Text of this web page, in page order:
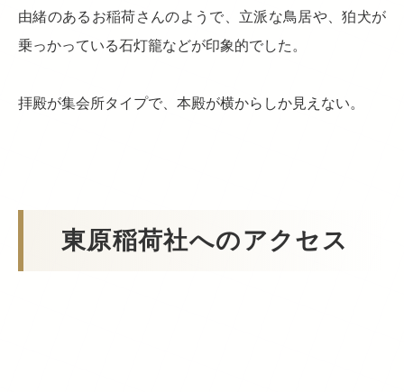
由緒のあるお稲荷さんのようで、立派な鳥居や、狛犬が
乗っかっている石灯籠などが印象的でした。
拝殿が集会所タイプで、本殿が横からしか見えない。
東原稲荷社へのアクセス